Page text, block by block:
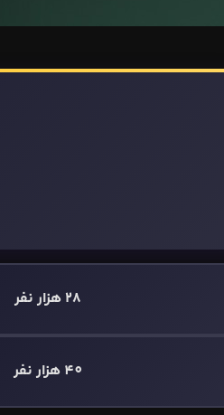
28 هزار نفر
40 هزار نفر